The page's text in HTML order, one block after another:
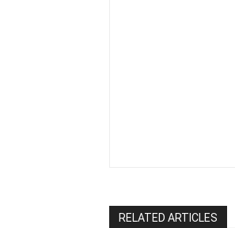
RELATED ARTICLES